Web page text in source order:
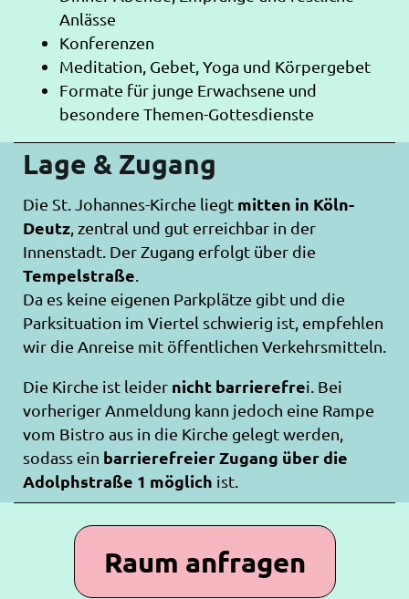
Anlässe
Konferenzen
Meditation, Gebet, Yoga und Körpergebet
Formate für junge Erwachsene und
besondere Themen-Gottesdienste
Lage & Zugang
Die St. Johannes-Kirche liegt mitten in Köln-
Deutz , zentral und gut erreichbar in der
Innenstadt. Der Zugang erfolgt über die
Tempelstraße
Da es keine eigenen Parkplätze gibt und die
Parksituation im Viertel schwierig ist, empfehlen
wir die Anreise mit öffentlichen Verkehrsmitteln.
Die Kirche ist leider nicht barrierefrei. Bei
vorheriger Anmeldung kann jedoch eine Rampe
vom Bistro aus in die Kirche gelegt werden,
sodass ein barrierefreier Zugang über die
Adolphstraße 1 möglich ist.
Raum anfragen